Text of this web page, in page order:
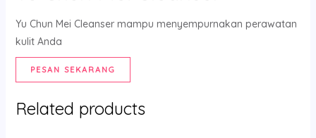
Yu Chun Mei Cleanser mampu menyempurnakan perawatan
kulit Anda
PESAN SEKARANG
Related products